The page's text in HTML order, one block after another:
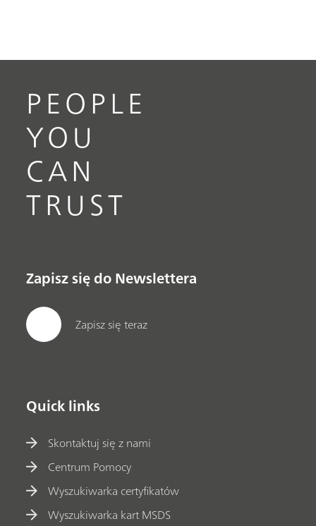
PEOPLE
YOU
CAN
TRUST
Zapisz się do Newslettera
Zapisz się teraz
Quick links
Skontaktuj się z nami
Centrum Pomocy
Wyszukiwarka certyfikatów
Wyszukiwarka kart MSDS